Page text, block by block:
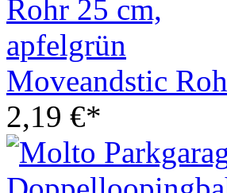
Moveandstic
2,19 €*